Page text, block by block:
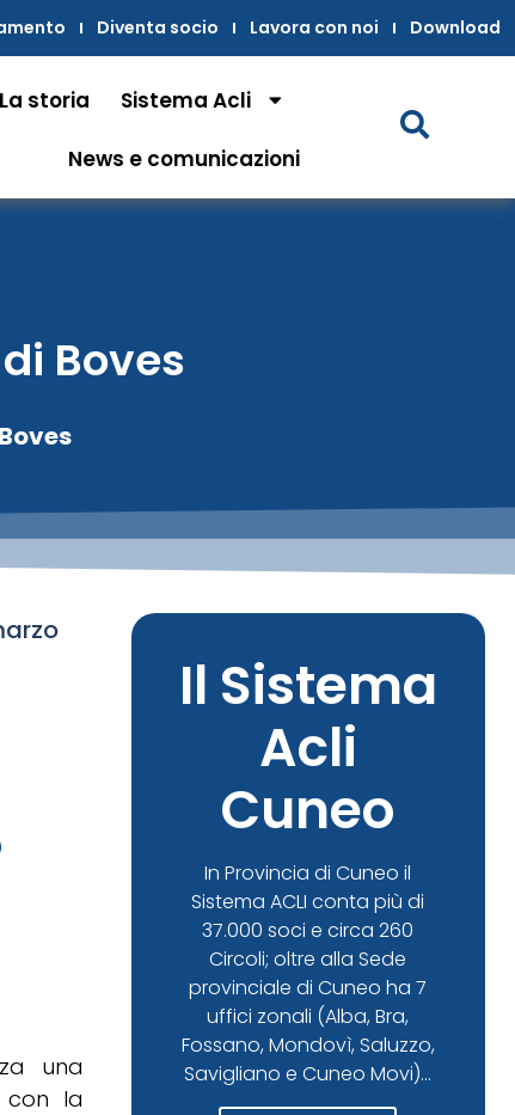
Diventa socio Lavora con noi Download
La storia Sistema Acli
News e comunicazioni
Boves
una
con la
Il Sistema
Acli
Cuneo
In Provincia di Cuneo il
Sistema ACLI conta più di
37.000 soci e circa 260
Circoli; oltre alla Sede
provinciale di Cuneo ha 7
uffici zonali (Alba, Bra,
Fossano, Mondovì, Saluzzo,
Savigliano e Cuneo Movi)...